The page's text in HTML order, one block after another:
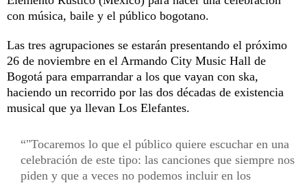
con música, baile y el público bogotano.
Las tres agrupaciones se estarán presentando el próximo
26 de noviembre en el Armando City Music Hall de
Bogotá para emparrandar a los que vayan con ska,
haciendo un recorrido por las dos décadas de existencia
musical que ya llevan Los Elefantes.
"Tocaremos lo que el público quiere escuchar en una
celebración de este tipo: las canciones que siempre nos
piden y que a veces no podemos incluir en los